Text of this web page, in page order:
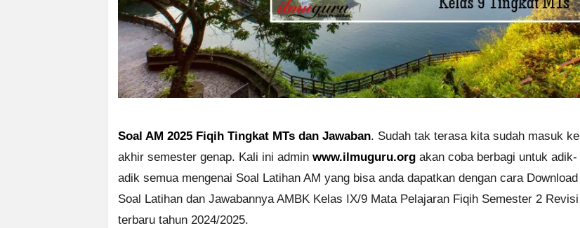
Soal AM 2025 Fiqih Tingkat MTs dan Jawaban. Sudah tak terasa kita sudah masuk ke
akhir semester genap. Kali ini admin www.ilmuguru.org akan coba berbagi untuk adik-
adik semua mengenai Soal Latihan AM yang bisa anda dapatkan dengan cara Download
Soal Latihan dan Jawabannya AMBK Kelas IX/9 Mata Pelajaran Fiqih Semester 2 Revisi
terbaru tahun 2024/2025.